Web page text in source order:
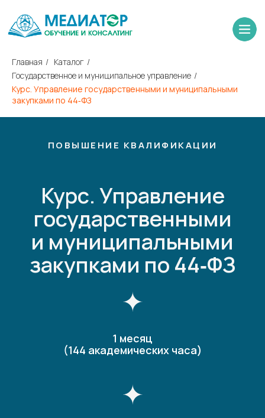
Главная / Каталог /
Государственное и муниципальное управление /
Курс. Управление государственными и муниципальными
закупками по 44‑ФЗ
ПОВЫШЕНИЕ КВАЛИФИКАЦИИ
Курс. Управление
государственными
и муниципальными
закупками по 44‑ФЗ
1 месяц
(144 академических часа)